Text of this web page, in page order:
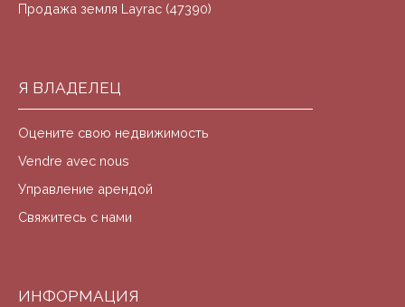
Продажа земля Layrac (47390)
Я ВЛАДЕЛЕЦ
Оцените свою недвижимость
Vendre avec nous
Управление арендой
Свяжитесь с нами
ИНФОРМАЦИЯ